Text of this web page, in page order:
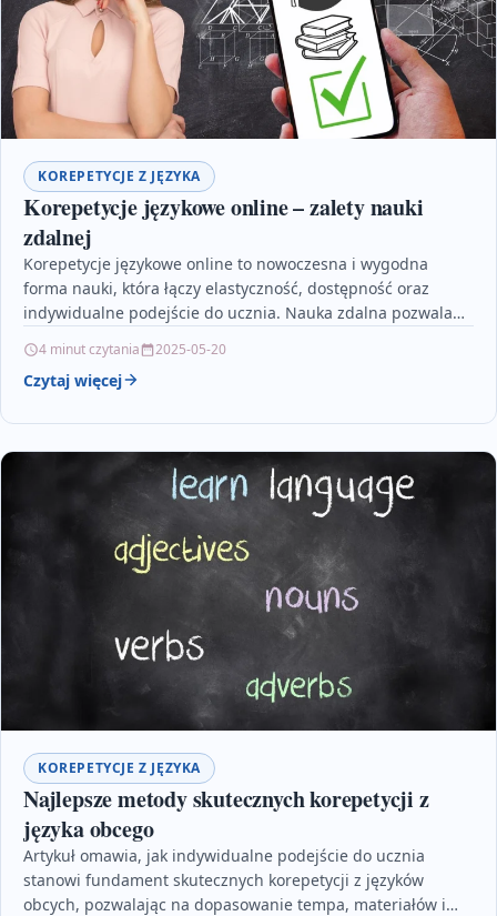
KOREPETYCJE Z JĘZYKA
Korepetycje językowe online – zalety nauki
zdalnej
Korepetycje językowe online to nowoczesna i wygodna
forma nauki, która łączy elastyczność, dostępność oraz
indywidualne podejście do ucznia. Nauka zdalna pozwala
4 minut czytania 2025-05-20
Czytaj więcej
KOREPETYCJE Z JĘZYKA
Najlepsze metody skutecznych korepetycji z
języka obcego
Artykuł omawia, jak indywidualne podejście do ucznia
stanowi fundament skutecznych korepetycji z języków
obcych, pozwalając na dopasowanie tempa, materiałów i